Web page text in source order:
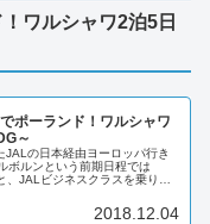
ワルシャワ2泊5日
ポーランド！ワルシャワ
～
JALの日本経由ヨーロッパ行き
ボルンという前期日程では
JALビジネスクラスを乗り比
2018.12.04